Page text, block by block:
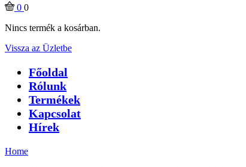
0 0
Nincs termék a kosárban.
Vissza az Üzletbe
Főoldal
Rólunk
Termékek
Kapcsolat
Hírek
Home